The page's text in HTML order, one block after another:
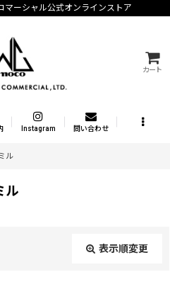
マーシャル公式オンラインストア
カート
Instagram 問い合わせ
ル
ル
表示順変更